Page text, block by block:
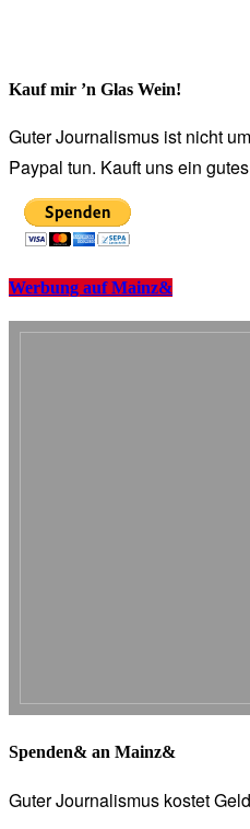
Kauf mir ’n Glas Wein!
Guter Journalismus ist nicht
Paypal tun. Kauft uns ein
Werbung auf Mainz&
Spenden& an Mainz&
Guter Journalismus kostet